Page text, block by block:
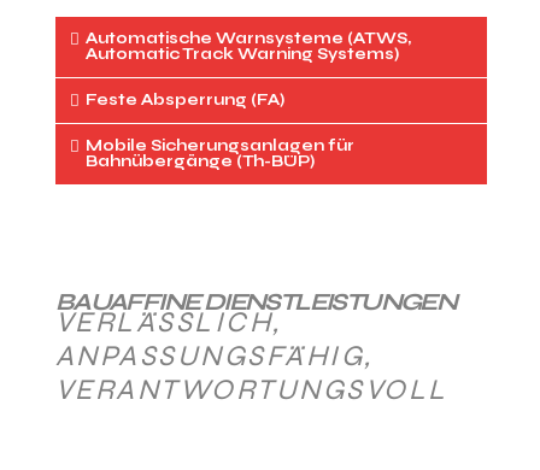
Automatische Warnsysteme (ATWS,
Automatic Track Warning Systems)
Feste Absperrung (FA)
Mobile Sicherungsanlagen für
Bahnübergänge (Th-BÜP)
BAUAFFINE DIENSTLEISTUNGEN
VERLÄSSLICH,
ANPASSUNGSFÄHIG,
VERANTWORTUNGSVOLL